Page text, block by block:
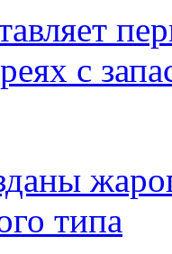
с
типа